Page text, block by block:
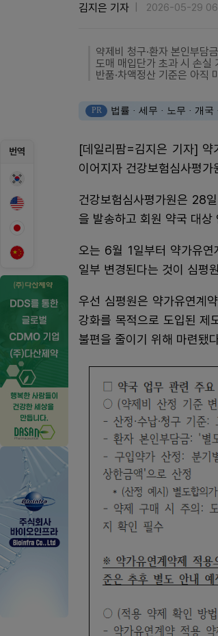
번역
김지은 기자 2026-05-29
약제비 청구·환자 본인부담
도매 매입단가 초과 시 손실
반품·차액정산 기준은 아직
PR 법률 · 세무 · 노무 · 개
[데일리팜=김지은 기자] 약
이어지자 건강보험심사평
건강보험심사평가원은 28
을 발송하고 회원 약국 대상
오는 6월 1일부터 약가유
일부 변경된다는 것이 심평
우선 심평원은 약가유연계
강화를 목적으로 도입된 제
불편을 줄이기 위해 마련됐